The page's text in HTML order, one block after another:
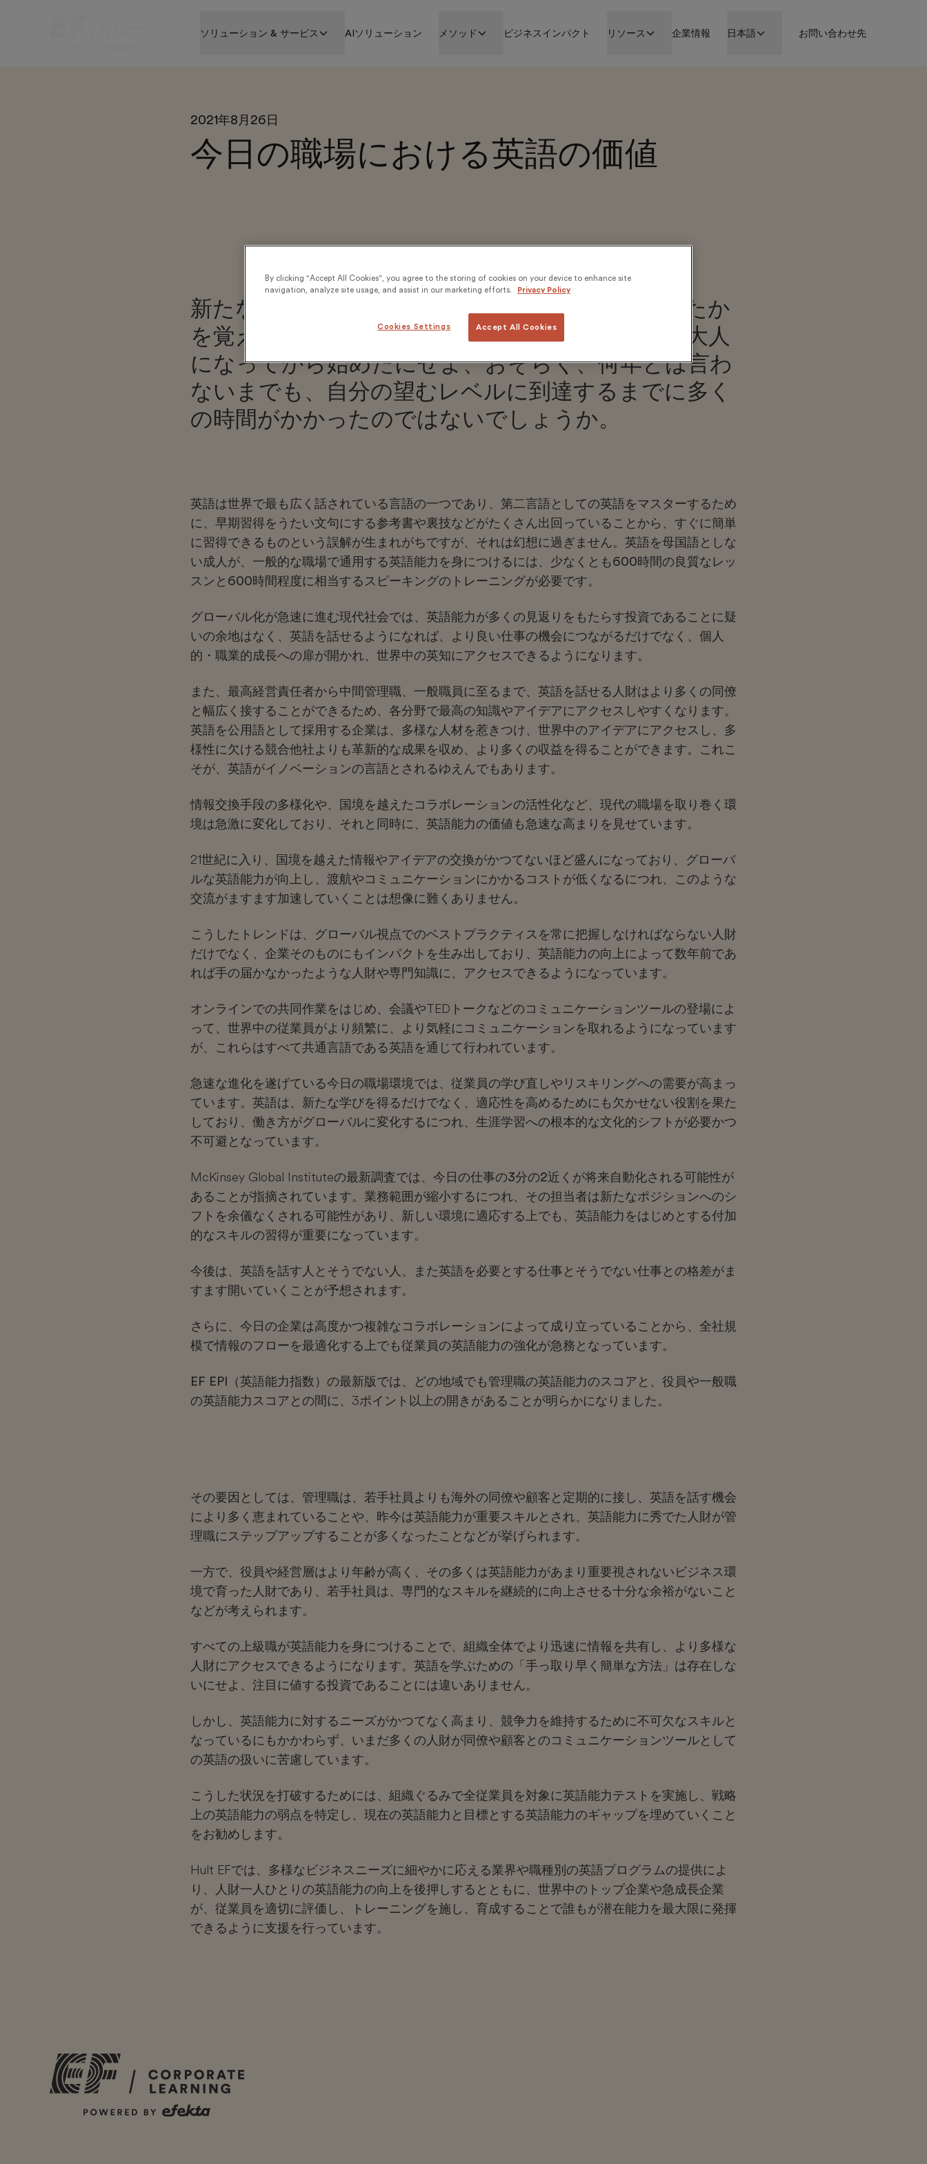
ソリューション & サービス AIソリューション メソッド ビジネスインパクト リソース 企業情報 日本語 お問い合わせ先
2021年8月26日
今日の職場における英語の価値
新たな言語の習得にどれくらいの時間が必要だったか
を覚えていますか？幼少の頃から始めたにせよ、大人
になってから始めたにせよ、おそらく、何年とは言わ
ないまでも、自分の望むレベルに到達するまでに多く
の時間がかかったのではないでしょうか。
英語は世界で最も広く話されている言語の一つであり、第二言語としての英語をマスターするため
に、早期習得をうたい文句にする参考書や裏技などがたくさん出回っていることから、すぐに簡単
に習得できるものという誤解が生まれがちですが、それは幻想に過ぎません。英語を母国語としな
い成人が、 一般的な職場で通用する英語能力を身につけるには、少なくとも600時間の良質なレッ
スンと600時間程度に相当するスピーキングのトレーニングが必要です。
グローバル化が急速に進む現代社会では、英語能力が多くの見返りをもたらす投資であることに疑
いの余地はなく、英語を話せるようになれば、より良い仕事の機会につながるだけでなく、個人
的・職業的成長への扉が開かれ、世界中の英知にアクセスできるようになります。
また、最高経営責任者から中間管理職、一般職員に至るまで、英語を話せる人財はより多くの同僚
と幅広く接することができるため、各分野で最高の知識やアイデアにアクセスしやすくなります。
英語を公用語として採用する企業は、多様な人材を惹きつけ、世界中のアイデアにアクセスし、多
様性に欠ける競合他社よりも革新的な成果を収め、より多くの収益を得ることができます。これこ
そが、英語がイノベーションの言語とされるゆえんでもあります。
情報交換手段の多様化や、国境を越えたコラボレーションの活性化など、現代の職場を取り巻く環
境は急激に変化しており、それと同時に、英語能力の価値も急速な高まりを見せています。
21世紀に入り、国境を越えた情報やアイデアの交換がかつてないほど盛んになっており、グローバ
ルな英語能力が向上し、渡航やコミュニケーションにかかるコストが低くなるにつれ、このような
交流がますます加速していくことは想像に難くありません。
こうしたトレンドは、グローバル視点でのベストプラクティスを常に把握しなければならない人財
だけでなく、企業そのものにもインパクトを生み出しており、英語能力の向上によって数年前であ
れば手の届かなかったような人財や専門知識に、アクセスできるようになっています。
オンラインでの共同作業をはじめ、会議やTEDトークなどのコミュニケーションツールの登場によ
って、世界中の従業員がより頻繁に、より気軽にコミュニケーションを取れるようになっています
が、これらはすべて共通言語である英語を通じて行われています。
急速な進化を遂げている今日の職場環境では、従業員の学び直しやリスキリングへの需要が高まっ
ています。英語は、新たな学びを得るだけでなく、適応性を高めるためにも欠かせない役割を果た
しており、働き方がグローバルに変化するにつれ、生涯学習への根本的な文化的シフトが必要かつ
不可避となっています。
McKinsey Global Instituteの最新調査では、今日の仕事の3分の2近くが将来自動化される可能性が
あることが指摘されています。業務範囲が縮小するにつれ、その担当者は新たなポジションへのシ
フトを余儀なくされる可能性があり、新しい環境に適応する上でも、英語能力をはじめとする付加
的なスキルの習得が重要になっています。
今後は、英語を話す人とそうでない人、また英語を必要とする仕事とそうでない仕事との格差がま
すます開いていくことが予想されます。
さらに、今日の企業は高度かつ複雑なコラボレーションによって成り立っていることから、全社規
模で情報のフローを最適化する上でも従業員の英語能力の強化が急務となっています。
EF EPI（英語能力指数） の最新版では、どの地域でも管理職の英語能力のスコアと、役員や一般職
の英語能力スコアとの間に、3ポイント以上の開きがあることが明らかになりました。
その要因としては、管理職は、若手社員よりも海外の同僚や顧客と定期的に接し、英語を話す機会
により多く恵まれていることや、昨今は英語能力が重要スキルとされ、 英語能力に秀でた人財が管
理職にステップアップすることが多くなった ことなどが挙げられます。
一方で、役員や経営層はより年齢が高く、その多くは英語能力があまり重要視されないビジネス環
境で育った人財であり、若手社員は、専門的なスキルを継続的に向上させる十分な余裕がないこと
などが考えられます。
すべての上級職が英語能力を身につけることで、組織全体でより迅速に情報を共有し、より多様な
人財にアクセスできるようになります。英語を学ぶための「手っ取り早く簡単な方法」は存在しな
いにせよ、注目に値する投資であることには違いありません。
しかし、英語能力に対するニーズがかつてなく高まり、競争力を維持するために不可欠なスキルと
なっているにもかかわらず、いまだ多くの人財が同僚や顧客とのコミュニケーションツールとして
の英語の扱いに苦慮しています。
こうした状況を打破するためには、組織ぐるみで全従業員を対象に英語能力テストを実施し、戦略
上の英語能力の弱点を特定し、現在の英語能力と目標とする英語能力のギャップを埋めていくこと
をお勧めします。
Hult EFでは、多様なビジネスニーズに細やかに応える業界や職種別の英語プログラムの提供によ
り、人財一人ひとりの英語能力の向上を後押しするとともに、世界中のトップ企業や急成長企業
が、従業員を適切に評価し、トレーニングを施し、育成することで誰もが潜在能力を最大限に発揮
できるように支援を行っています。
By clicking “Accept All Cookies”, you agree to the storing of cookies on your device to enhance site
navigation, analyze site usage, and assist in our marketing efforts.
Privacy Policy
Accept All Cookies
Cookies Settings